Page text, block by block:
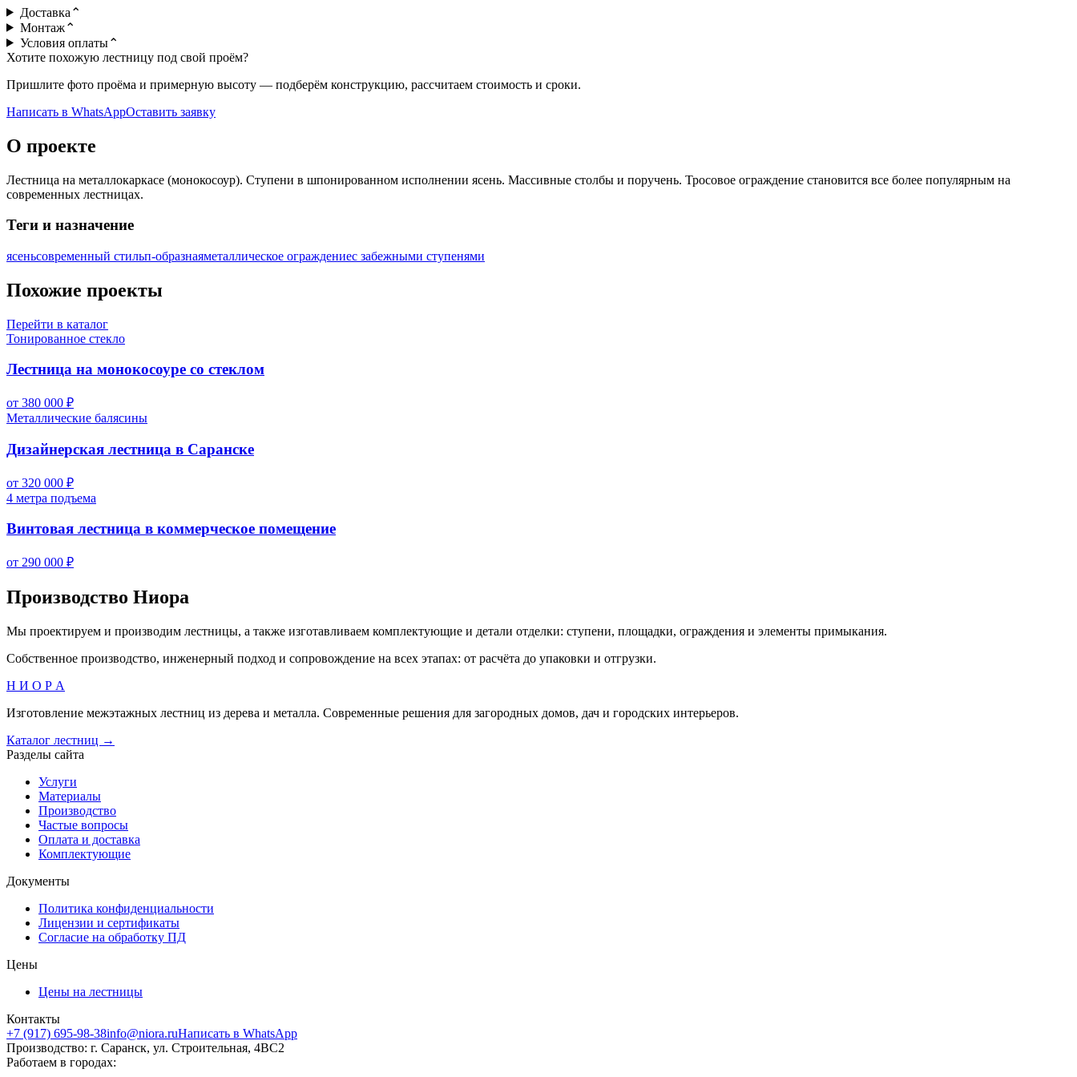
Доставка ⌃
Монтаж⌃
Условия оплаты⌃
Хотите похожую лестницу под свой проём?
Пришлите фото проёма и примерную высоту — подберём конструкцию, рассчитаем стоимость и сроки.
Написать в WhatsAppОставить заявку
О проекте
Лестница на металлокаркасе (монокосоур). Ступени в шпонированном исполнении ясень. Массивные столбы и поручень. Тросовое ограждение становится все более популярным на
современных лестницах.
Теги и назначение
ясеньсовременный стильп-образнаяметаллическое ограждениес забежными ступенями
Похожие проекты
Перейти в каталог
Тонированное стекло
Лестница на монокосоуре со стеклом
от 380 000 ₽
Металлические балясины
Дизайнерская лестница в Саранске
от 320 000 ₽
4 метра подъема
Винтовая лестница в коммерческое помещение
от 290 000 ₽
Производство Ниора
Мы проектируем и производим лестницы, а также изготавливаем комплектующие и детали отделки: ступени, площадки, ограждения и элементы примыкания.
Собственное производство, инженерный подход и сопровождение на всех этапах: от расчёта до упаковки и отгрузки.
Н И О Р А
Изготовление межэтажных лестниц из дерева и металла. Современные решения для загородных домов, дач и городских интерьеров.
Каталог лестниц →
Разделы сайта
Услуги
Материалы
Производство
Частые вопросы
Оплата и доставка
Комплектующие
Документы
Политика конфиденциальности
Лицензии и сертификаты
Согласие на обработку ПД
Цены
Цены на лестницы
Контакты
+7 (917) 695-98-38info@niora.ruНаписать в WhatsApp
Производство: г. Саранск, ул. Строительная, 4ВС2
Работаем в городах: